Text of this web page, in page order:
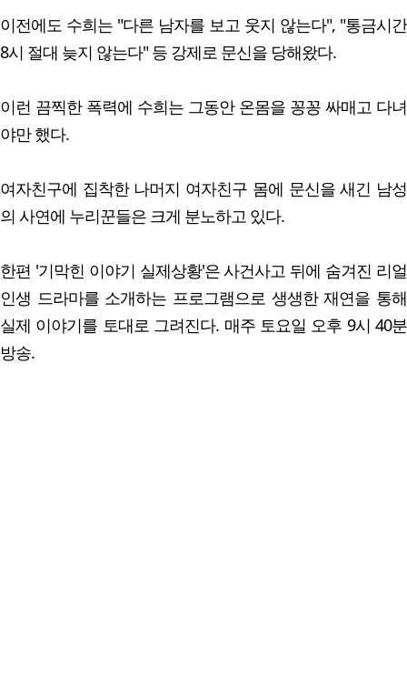
이전에도 수희는 "다른 남자를 보고 웃지 않는다", "통금시간
8시 절대 늦지 않는다" 등 강제로 문신을 당해왔다.
이런 끔찍한 폭력에 수희는 그동안 온몸을 꽁꽁 싸매고 다녀
야만 했다.
여자친구에 집착한 나머지 여자친구 몸에 문신을 새긴 남성
의 사연에 누리꾼들은 크게 분노하고 있다.
한편 '기막힌 이야기 실제상황'은 사건사고 뒤에 숨겨진 리얼
인생 드라마를 소개하는 프로그램으로 생생한 재연을 통해
실제 이야기를 토대로 그려진다. 매주 토요일 오후 9시 40분
방송.